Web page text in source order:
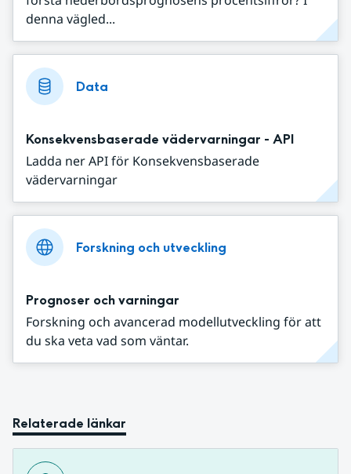
denna vägled...
Data
Konsekvensbaserade vädervarningar - API
Ladda ner API för Konsekvensbaserade
vädervarningar
Forskning och utveckling
Prognoser och varningar
Forskning och avancerad modellutveckling för att
du ska veta vad som väntar.
Relaterade länkar